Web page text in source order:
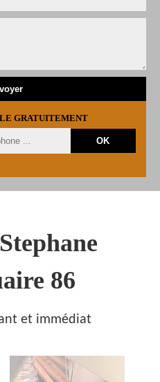
GRATUITEMENT
86
et immédiat